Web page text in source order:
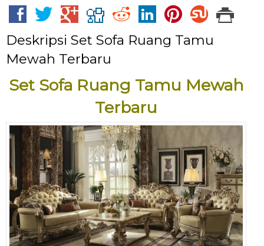
Deskripsi Set Sofa Ruang Tamu
Mewah Terbaru
Set Sofa Ruang Tamu Mewah
Terbaru